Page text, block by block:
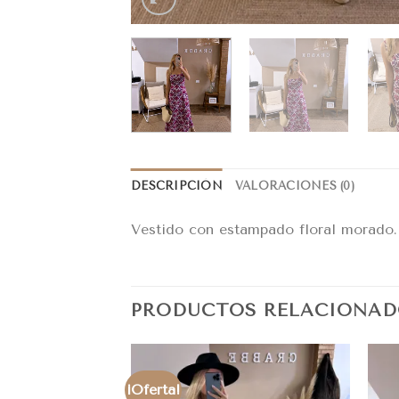
DESCRIPCIÓN VALORACIONES (0)
Vestido con estampado floral morado.
PRODUCTOS
¡Oferta!